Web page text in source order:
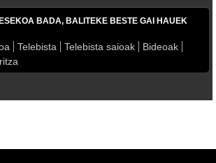
BADA, BALITEKE BESTE GAI HAUEK
Telebista Telebista saioak
Bideoak